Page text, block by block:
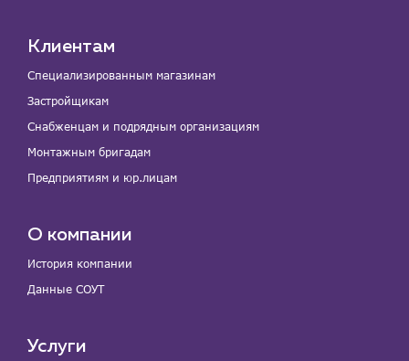
Клиентам
Специализированным магазинам
Застройщикам
Снабженцам и подрядным организациям
Монтажным бригадам
Предприятиям и юр.лицам
О компании
История компании
Данные СОУТ
Услуги